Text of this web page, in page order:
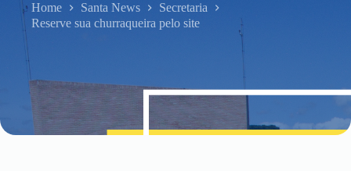
Home Santa News
Secretaria
Reserve sua churraqueira pelo site